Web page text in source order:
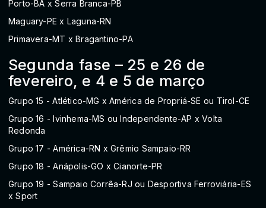
Porto-BA x Serra Branca-PB
Maguary-PE x Laguna-RN
Primavera-MT x Bragantino-PA
Segunda fase – 25 e 26 de
fevereiro, e 4 e 5 de março
Grupo 15 - Atlético-MG x América de Propriá-SE ou Tirol-CE
Grupo 16 - Ivinhema-MS ou Independente-AP x Volta
Redonda
Grupo 17 - América-RN x Grêmio Sampaio-RR
Grupo 18 - Anápolis-GO x Cianorte-PR
Grupo 19 - Sampaio Corrêa-RJ ou Desportiva Ferroviária-ES
x Sport